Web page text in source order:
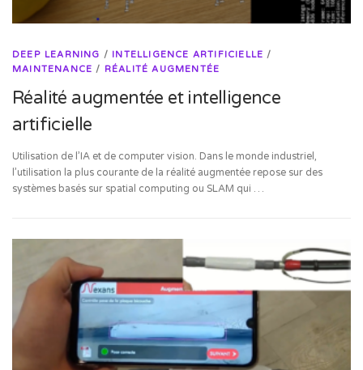
DEEP LEARNING / INTELLIGENCE ARTIFICIELLE /
MAINTENANCE / RÉALITÉ AUGMENTÉE
Réalité augmentée et intelligence
artificielle
Utilisation de l’IA et de computer vision. Dans le monde industriel,
l’utilisation la plus courante de la réalité augmentée repose sur des
systèmes basés sur spatial computing ou SLAM qui …